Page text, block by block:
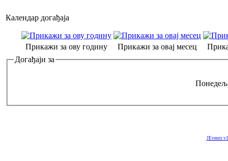
Календар догађаја
Прикажи за ову годину Прикажи за овај месец
Догађаји за
JEvents